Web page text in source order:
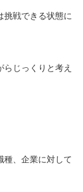
挑戦できる状態に
らじっくりと考え
種、企業に対して